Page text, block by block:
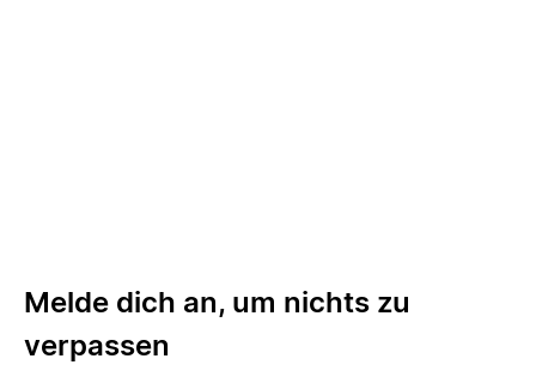
Melde dich an, um nichts zu
verpassen